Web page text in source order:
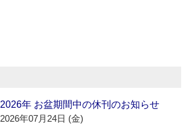
2026年 お盆期間中の休刊のお知らせ
2026年07月24日 (金)